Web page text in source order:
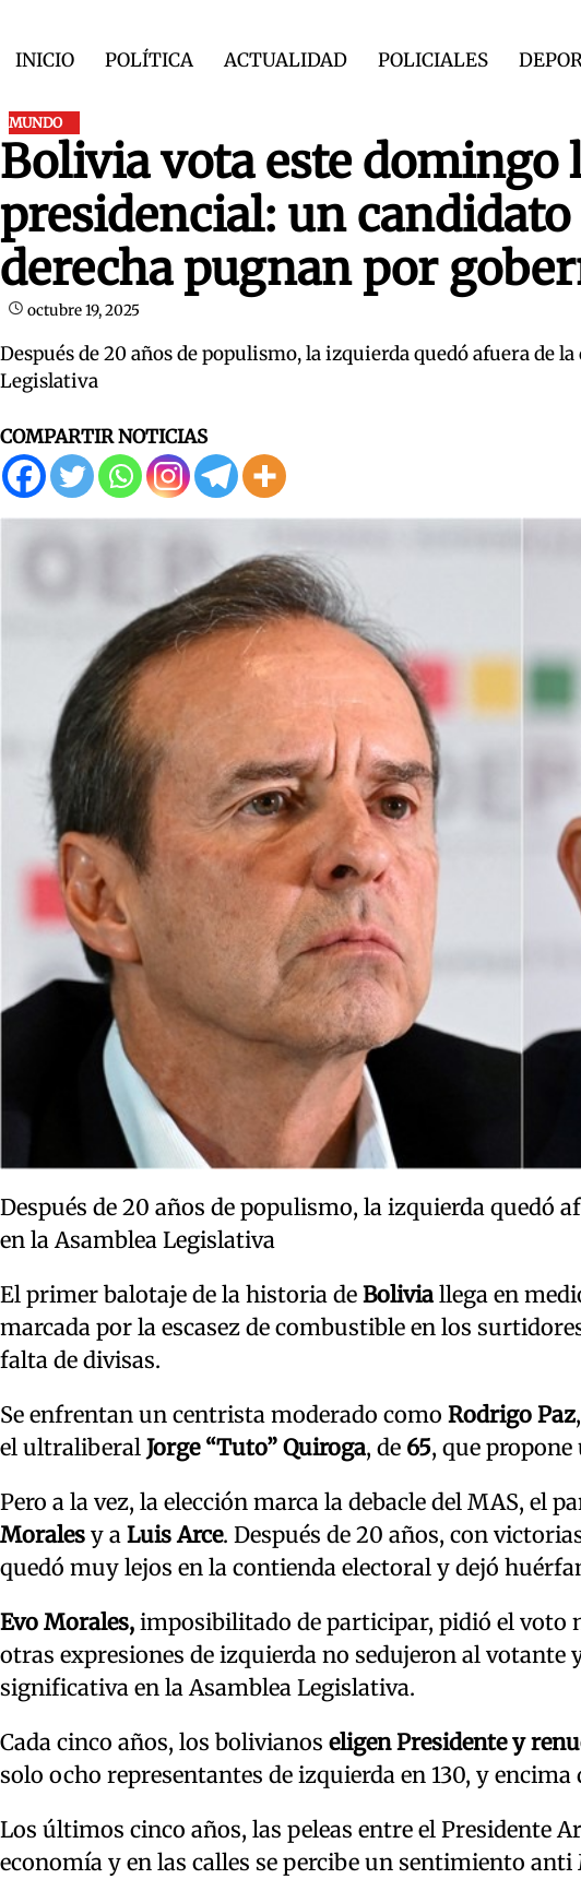
content
INICIO POLÍTICA ACTUALIDAD POLICIALES
MUNDO
Bolivia vota este domingo
presidencial: un
derecha pugnan por
octubre 19, 2025
Después de 20 años de populismo, la izquierda quedó afuera de
Legislativa
COMPARTIR NOTICIAS
Después de 20 años de populismo, la izquierda quedó
en la Asamblea Legislativa
El primer balotaje de la historia de Bolivia llega en
marcada por la escasez de combustible en los
falta de divisas.
Se enfrentan un centrista moderado como Rodrigo Paz,
el ultraliberal Jorge “Tuto” Quiroga, de 65, que propone
Pero a la vez, la elección marca la debacle del MAS, el
Morales y a Luis Arce. Después de 20 años, con
quedó muy lejos en la contienda electoral y dejó
Evo Morales, imposibilitado de participar, pidió el voto
otras expresiones de izquierda no sedujeron al votante
significativa en la Asamblea Legislativa.
Cada cinco años, los bolivianos eligen Presidente y
solo ocho representantes de izquierda en 130, y encima
Los últimos cinco años, las peleas entre el Presidente
economía y en las calles se percibe un sentimiento anti